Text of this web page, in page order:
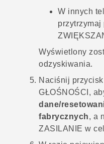
W innych
przytrzymaj
Wyświetlony
odzyskiwania.
Naciśnij przycisk
GŁOŚNOŚCI ,
dane/
fabrycznych, a
ZASILANIE w